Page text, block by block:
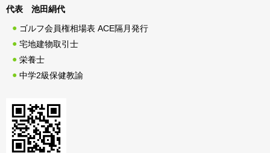
代表 池田絹代
ゴルフ会員権相場表 ACE隔月発行
宅地建物取引士
栄養士
中学2級保健教諭